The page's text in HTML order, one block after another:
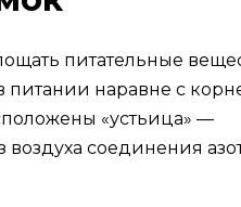
питательные
питании наравне с
«устьица» —
соединения